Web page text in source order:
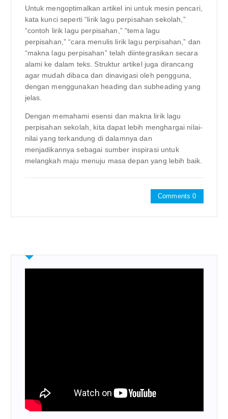
Untuk mengoptimalkan artikel ini untuk mesin pencari,
kata kunci seperti “lirik lagu perpisahan sekolah,”
“contoh lirik lagu perpisahan,” “tema lagu
perpisahan,” “cara menulis lirik lagu perpisahan,” dan
“makna lagu perpisahan” telah diintegrasikan secara
alami ke dalam teks. Struktur artikel juga dirancang
agar mudah dibaca dan dinavigasi oleh pengguna,
dengan menggunakan heading dan subheading yang
jelas.
Dengan memahami esensi dan makna lirik lagu
perpisahan sekolah, kita dapat lebih menghargai nilai-
nilai yang terkandung di dalamnya dan
menjadikannya sebagai sumber inspirasi untuk
melangkah maju menuju masa depan yang lebih baik.
Comments 0